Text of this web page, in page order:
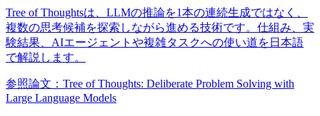
Tree of Thoughtsは、LLMの推論を1本の連続生成ではなく、
複数の思考候補を探索しながら進める技術です。仕組み、実
験結果、AIエージェントや複雑タスクへの使い道を日本語
で解説します。
参照論文：Tree of Thoughts: Deliberate Problem Solving with
Large Language Models